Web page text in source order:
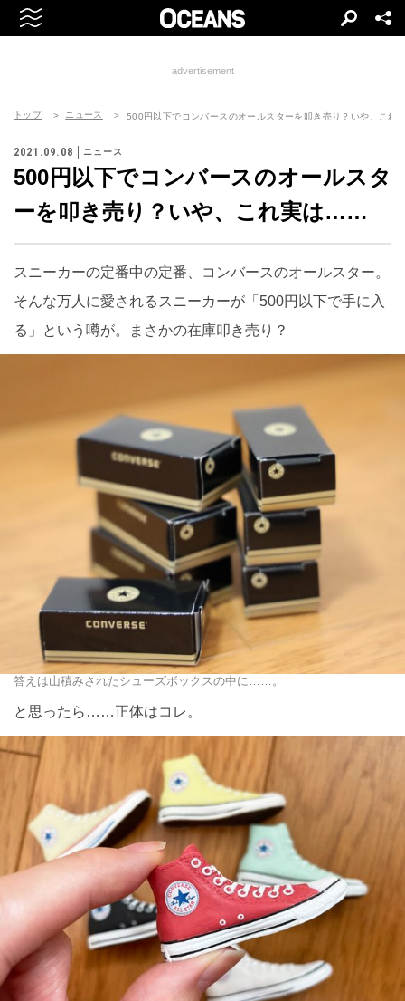
advertisement
トップ ニュース 500円以下でコンバースのオールスターを叩き売り？いや、こ
2021.09.08 ニュース
500円以下でコンバースのオールスタ
ーを叩き売り？いや、これ実は……
スニーカーの定番中の定番、コンバースのオールスター。
そんな万人に愛されるスニーカーが「500円以下で手に入
る」という噂が。まさかの在庫叩き売り？
答えは山積みされたシューズボックスの中に……。
と思ったら……正体はコレ。